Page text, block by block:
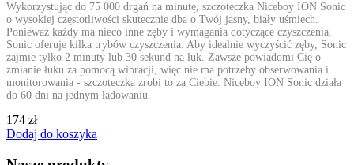
Wykorzystując do 75 000 drgań na minutę, szczoteczka Niceboy ION Sonic
o wysokiej częstotliwości skutecznie dba o Twój jasny, biały uśmiech.
Ponieważ każdy ma nieco inne zęby i wymagania dotyczące czyszczenia,
Sonic oferuje kilka trybów czyszczenia. Aby idealnie wyczyścić zęby, Sonic
zajmie tylko 2 minuty lub 30 sekund na łuk. Zawsze powiadomi Cię o
zmianie łuku za pomocą wibracji, więc nie ma potrzeby obserwowania i
monitorowania - szczoteczka zrobi to za Ciebie. Niceboy ION Sonic działa
do 60 dni na jednym ładowaniu.
174 zł
Dodaj do koszyka